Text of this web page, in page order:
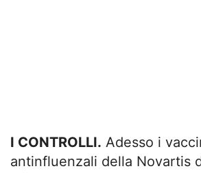
I CONTROLLI. Adesso i
antinfluenzali della Novartis